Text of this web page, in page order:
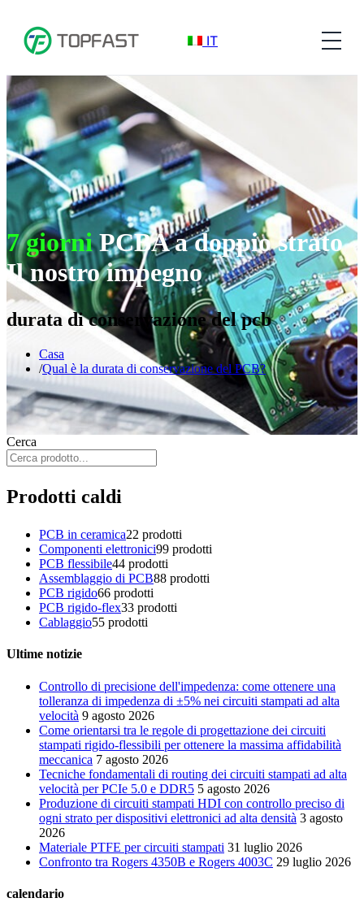
IT
7 giorniPCBA a doppio strato
Il nostro impegno
durata di conservazione del pcb
Casa
Qual è la durata di conservazione del PCB?
Cerca
Prodotti caldi
PCB in ceramica22 prodotti
Componenti elettronici99 prodotti
PCB flessibile44 prodotti
Assemblaggio di PCB88 prodotti
PCB rigido66 prodotti
PCB rigido-flex33 prodotti
Cablaggio55 prodotti
Ultime notizie
Controllo di precisione dell'impedenza: come ottenere una
tolleranza di impedenza di ±5% nei circuiti stampati ad alta
velocità 9 agosto 2026
Come orientarsi tra le regole di progettazione dei circuiti
stampati rigido-flessibili per ottenere la massima affidabilità
meccanica 7 agosto 2026
Tecniche fondamentali di routing dei circuiti stampati ad alta
velocità per PCIe 5.0 e DDR5 5 agosto 2026
Produzione di circuiti stampati HDI con controllo preciso di
ogni strato per dispositivi elettronici ad alta densità 3 agosto
2026
Materiale PTFE per circuiti stampati 31 luglio 2026
Confronto tra Rogers 4350B e Rogers 4003C 29 luglio 2026
calendario